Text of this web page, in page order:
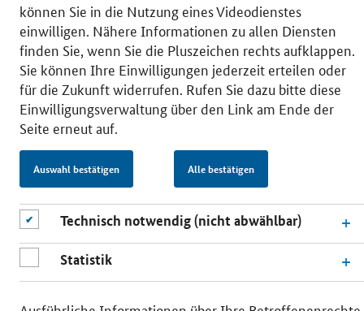
© 2026 Bundesministerium für Wirtschaft und Energie
RSS
Benutzerhinweise
Inhaltsverzeichnis
Impressum
Barrierefreiheit
Datenschutz
Einwilligungsverwaltung
können Sie in die Nutzung eines Videodienstes
einwilligen. Nähere Informationen zu allen Diensten
finden Sie, wenn Sie die Pluszeichen rechts aufklappen.
Sie können Ihre Einwilligungen jederzeit erteilen oder
für die Zukunft widerrufen. Rufen Sie dazu bitte diese
Einwilligungsverwaltung über den Link am Ende der
Seite erneut auf.
Auswahl bestätigen Alle bestätigen
Technisch notwendig (nicht abwählbar)
Statistik